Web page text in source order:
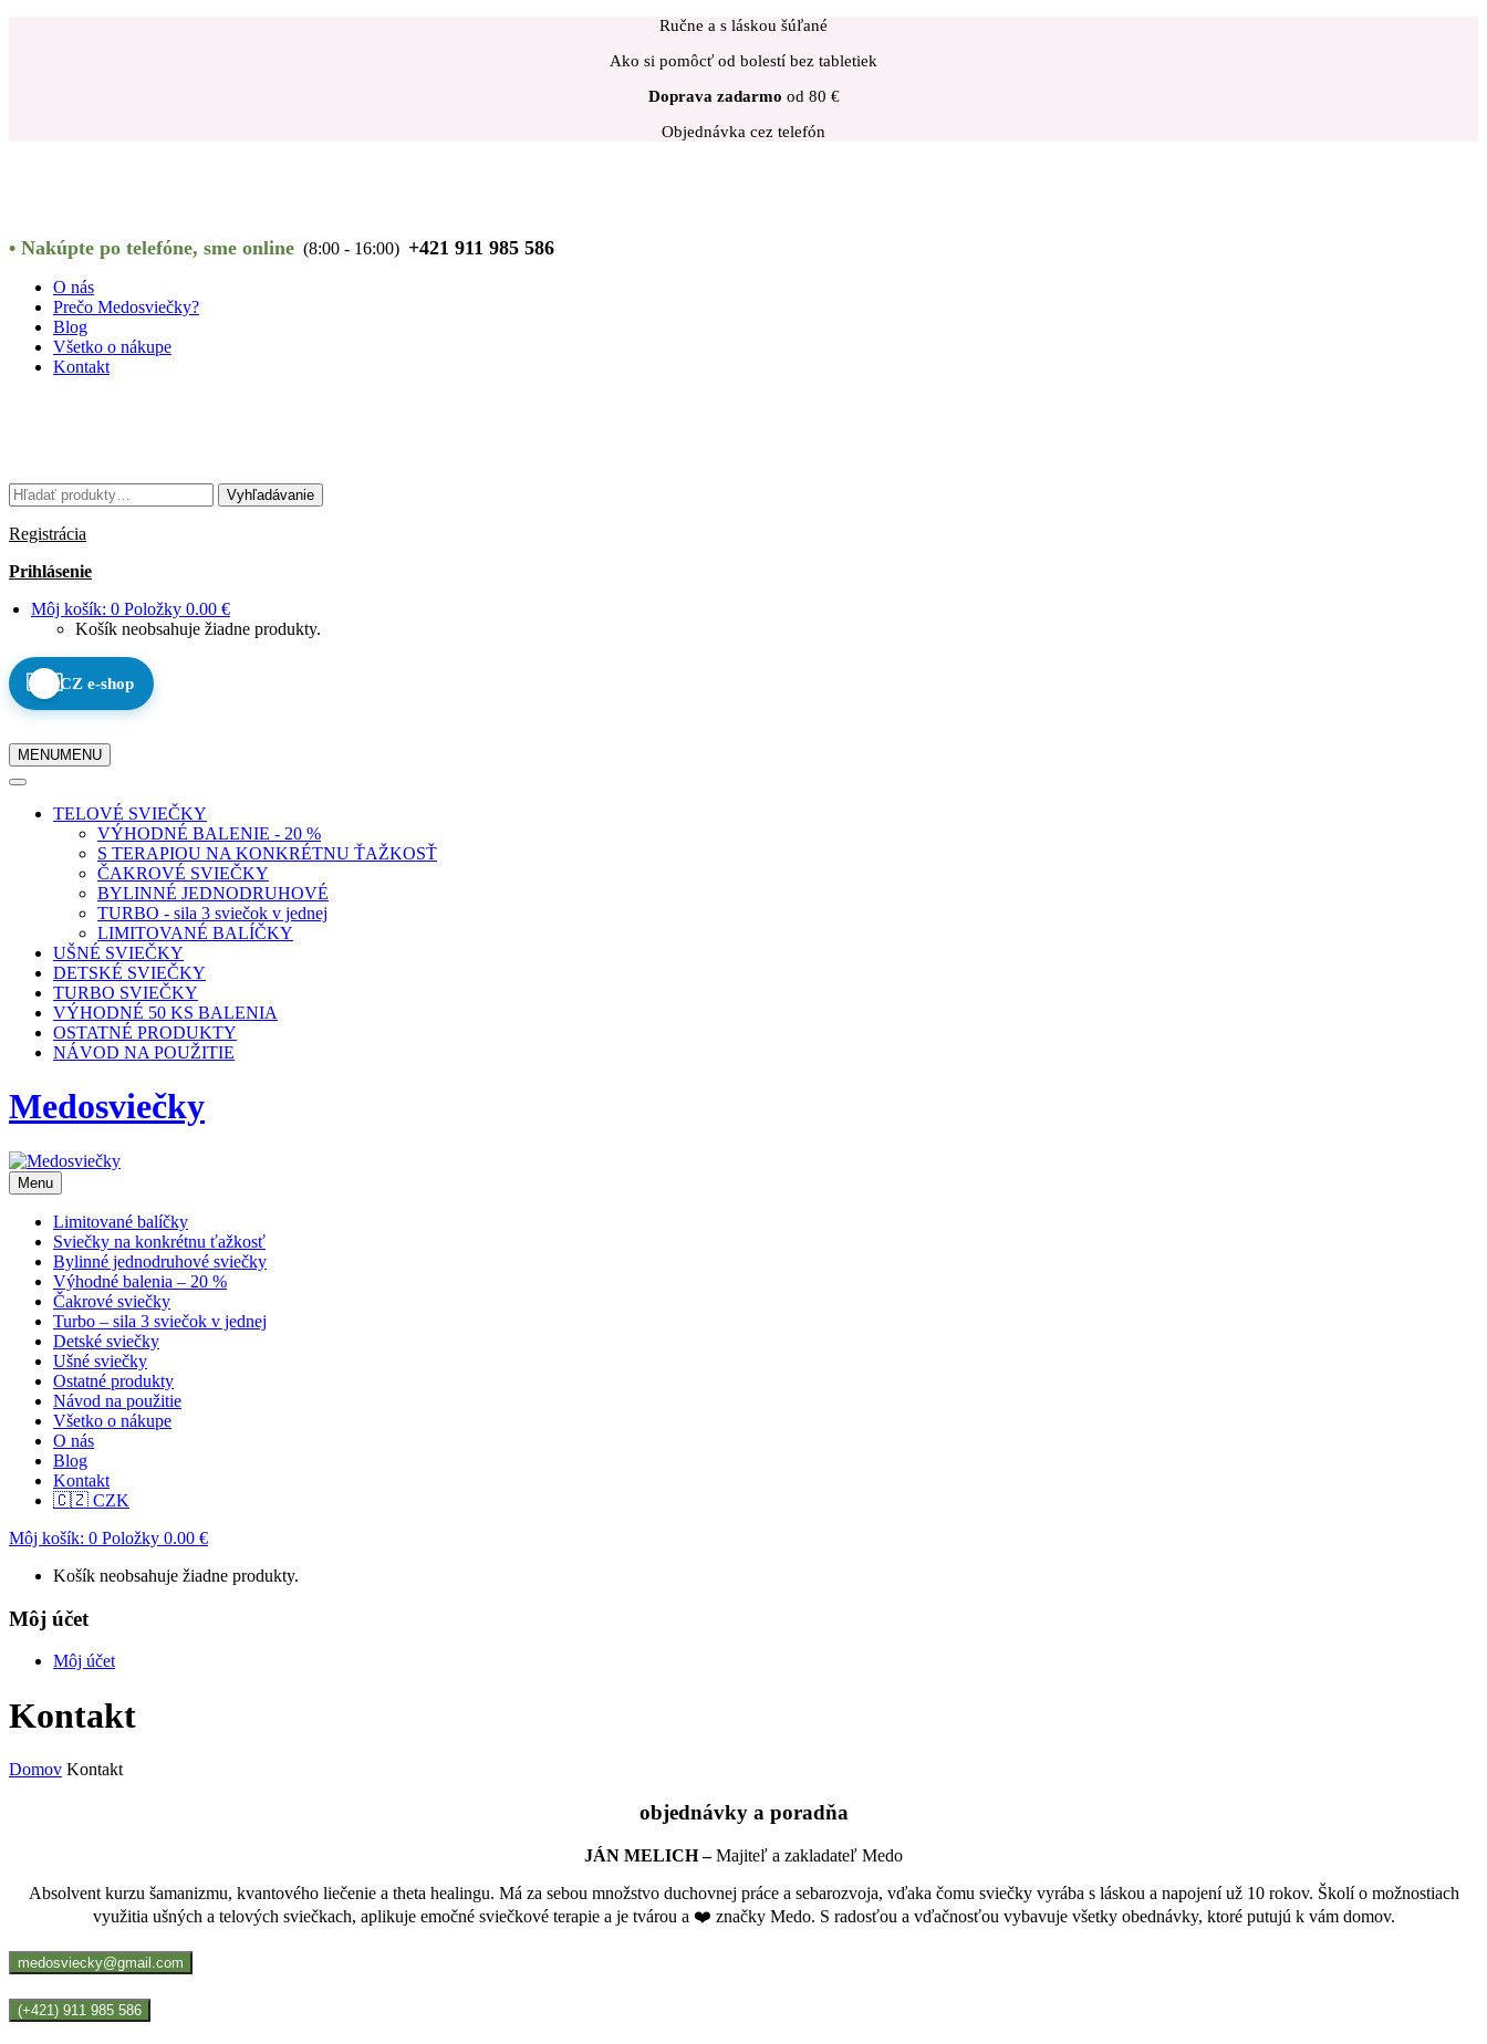
Ručne a s láskou šúľané
Ako si pomôcť od bolestí bez tabletiek
Doprava zadarmo od 80 €
Objednávka cez telefón
• Nakúpte po telefóne, sme online (8:00 - 16:00) +421 911 985 586
O nás
Prečo Medosviečky?
Blog
Všetko o nákupe
Kontakt
Hľadať: Vyhľadávanie
Registrácia
Prihlásenie
Môj košík: 0 Položky 0.00 €
Košík neobsahuje žiadne produkty.
🇨🇿CZ e-shop
MENUMENU
TELOVÉ SVIEČKY
VÝHODNÉ BALENIE - 20 %
S TERAPIOU NA KONKRÉTNU ŤAŽKOSŤ
ČAKROVÉ SVIEČKY
BYLINNÉ JEDNODRUHOVÉ
TURBO - sila 3 sviečok v jednej
LIMITOVANÉ BALÍČKY
UŠNÉ SVIEČKY
DETSKÉ SVIEČKY
TURBO SVIEČKY
VÝHODNÉ 50 KS BALENIA
OSTATNÉ PRODUKTY
NÁVOD NA POUŽITIE
Medosviečky
Menu
Limitované balíčky
Sviečky na konkrétnu ťažkosť
Bylinné jednodruhové sviečky
Výhodné balenia – 20 %
Čakrové sviečky
Turbo – sila 3 sviečok v jednej
Detské sviečky
Ušné sviečky
Ostatné produkty
Návod na použitie
Všetko o nákupe
O nás
Blog
Kontakt
🇨🇿 CZK
Môj košík: 0 Položky 0.00 €
Košík neobsahuje žiadne produkty.
Môj účet
Môj účet
Kontakt
Domov Kontakt
objednávky a poradňa
JÁN MELICH – Majiteľ a zakladateľ Medo
Absolvent kurzu šamanizmu, kvantového liečenie a theta healingu. Má za sebou množstvo duchovnej práce a sebarozvoja, vďaka čomu sviečky vyrába s láskou a napojení už 10 rokov. Školí o možnostiach
využitia ušných a telových sviečkach, aplikuje emočné sviečkové terapie a je tvárou a ❤️ značky Medo. S radosťou a vďačnosťou vybavuje všetky obednávky, ktoré putujú k vám domov.
medosviecky@gmail.com
(+421) 911 985 586